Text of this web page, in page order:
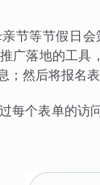
节等节假日
广落地的工具
；然后将报名
每个表单的访